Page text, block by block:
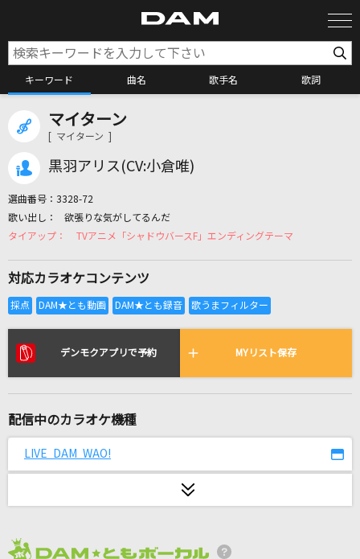
キーワード 曲名 歌手名 歌詞
カラオケ店舗検索
カラオケリクエスト
リアルタイムで歌われている曲の一覧
[生音]あなたに逢いたくて～Missing You～
花になって(TVアニメ『薬屋のひとりごと』バー
私
マイターン
[ マイターン ]
黒羽アリス(CV:小倉唯)
選曲番号： 3328-72
欲張りな気がしてるんだ
TVアニメ「シャドウバースF」エンディングテーマ
対応カラオケコンテンツ
デンモクアプリで予約 MYリスト保存
配信中のカラオケ機種
LIVE DAM WAO!